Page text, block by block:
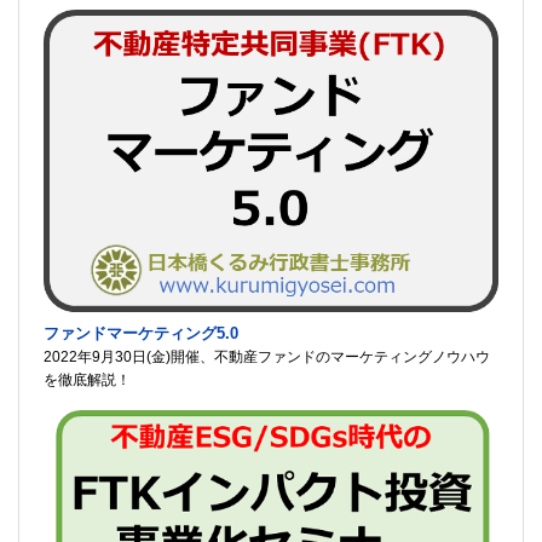
ファンドマーケティング5.0
2022年9月30日(金)開催、不動産ファンドのマーケティングノウハウ
を徹底解説！